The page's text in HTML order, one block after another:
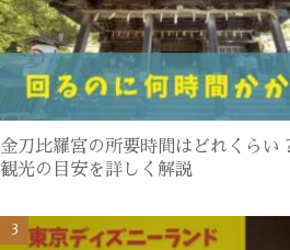
金刀比羅宮の所要時間はどれくらい
観光の目安を詳しく解説